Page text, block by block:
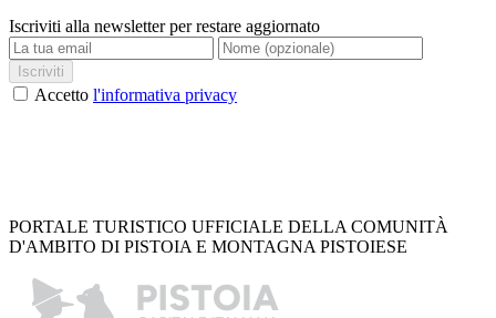
Iscriviti alla newsletter per restare aggiornato
Iscriviti
Accetto l'informativa privacy
PORTALE TURISTICO UFFICIALE DELLA COMUNITÀ
D'AMBITO DI PISTOIA E MONTAGNA PISTOIESE